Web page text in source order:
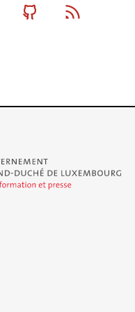
MastodonGithub